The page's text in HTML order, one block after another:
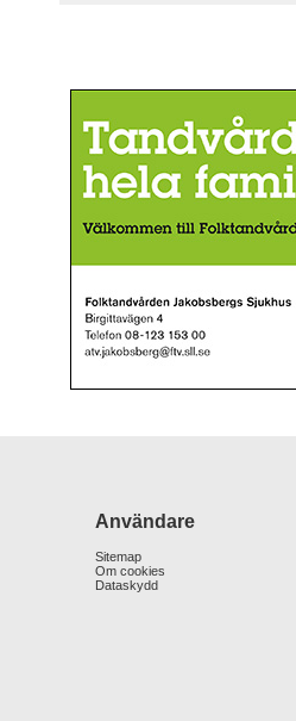
Användare
Sitemap
Om cookies
Dataskydd